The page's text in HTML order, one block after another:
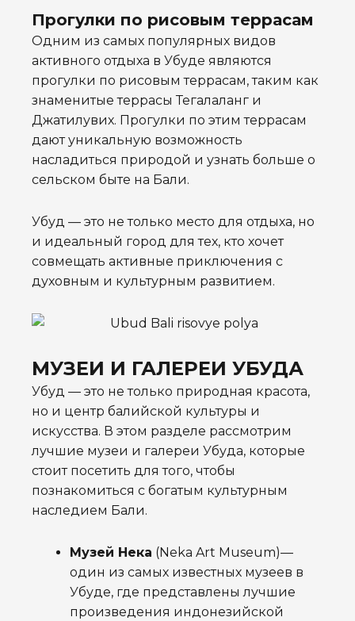
Прогулки по рисовым террасам
Одним из самых популярных видов
активного отдыха в Убуде являются
прогулки по рисовым террасам, таким как
знаменитые террасы Тегалаланг и
Джатилувих. Прогулки по этим террасам
дают уникальную возможность
насладиться природой и узнать больше о
сельском быте на Бали.
Убуд — это не только место для отдыха, но
и идеальный город для тех, кто хочет
совмещать активные приключения с
духовным и культурным развитием.
МУЗЕИ И ГАЛЕРЕИ УБУДА
Убуд — это не только природная красота,
но и центр балийской культуры и
искусства. В этом разделе рассмотрим
лучшие музеи и галереи Убуда, которые
стоит посетить для того, чтобы
познакомиться с богатым культурным
наследием Бали.
Музей Нека (Neka Art Museum)—
один из самых известных музеев в
Убуде, где представлены лучшие
произведения индонезийской